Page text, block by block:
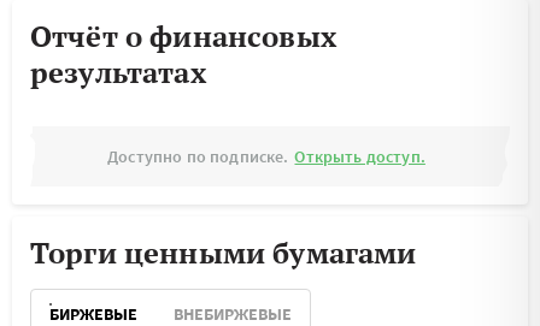
Отчёт о финансовых
результатах
Доступно по подписке. Открыть доступ.
Торги ценными бумагами
БИРЖЕВЫЕ ВНЕБИРЖЕВЫЕ